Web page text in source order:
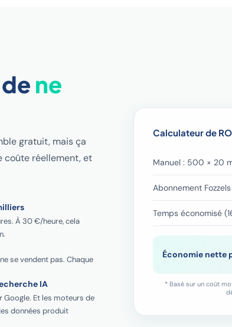
ne
gratuit, mais ça
coûte réellement, et
À 30 €/heure, cela
se vendent pas. Chaque
IA
Google. Et les moteurs de
données produit
Calculateur de
Manuel : 500 × 20
Abonnement
Temps économisé
Économie nette
* Basé sur un coût